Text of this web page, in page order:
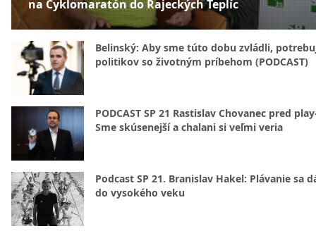
na Cyklomaratón do Rajeckých Teplíc
Belinský: Aby sme túto dobu zvládli,
politikov so životným príbehom (PODCAST)
PODCAST SP 21 Rastislav Chovanec pred
Sme skúsenejší a chalani si veľmi veria
Podcast SP 21. Branislav Hakel: Plávanie sa
do vysokého veku